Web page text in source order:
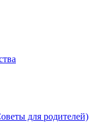
для родителей)